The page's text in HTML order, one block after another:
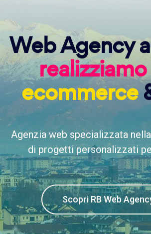
Web Agency
realizziamo
ecommerce
Agenzia web specializzata
di progetti personalizzati
Scopri RB Web